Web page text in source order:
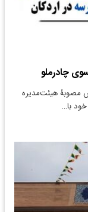
مصوبۀ هیئت‌مدیره
با…